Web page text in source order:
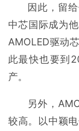
因此，留
中芯国际成为
AMOLED驱动
此最快也要到
产。
另外，
较高。以中颖